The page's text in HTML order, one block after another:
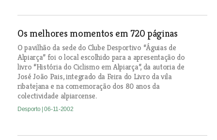
Os melhores momentos em 720 páginas
O pavilhão da sede do Clube Desportivo “Águias de
Alpiarça” foi o local escolhido para a apresentação do
livro “História do Ciclismo em Alpiarça”, da autoria de
José João Pais, integrado da Feira do Livro da vila
ribatejana e na comemoração dos 80 anos da
colectividade alpiarcense.
Desporto | 06-11-2002